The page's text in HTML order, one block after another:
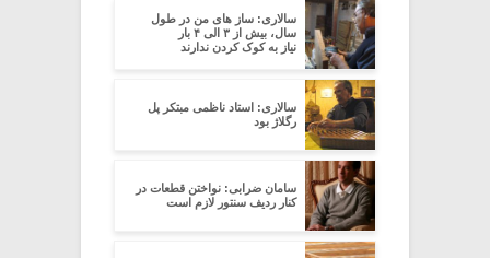
سالاری: ساز های من در طول
سال، بیش از ۳ الی ۴ بار
نیاز به کوک کردن ندارند
سالاری: استاد ناظمی مبتکر پل
رگلاژ بود
سامان ضرابی: نواختن قطعات در
کنار ردیف سنتور لازم است